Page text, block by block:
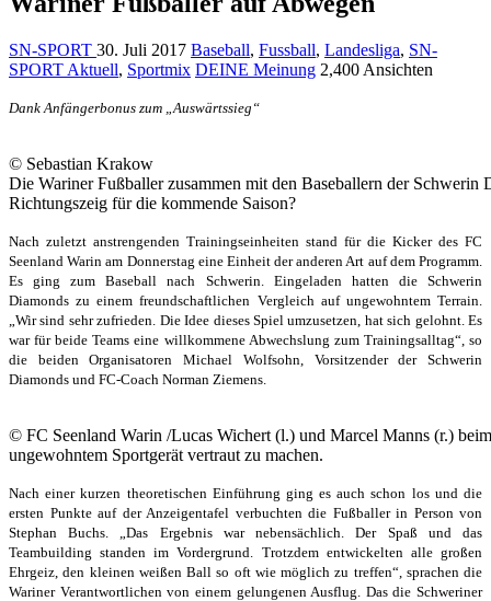
SN-SPORT 30. Juli 2017 Baseball, Fussball, Landesliga, SN-
SPORT Aktuell, Sportmix DEINE Meinung 2,400 Ansichten
Dank Anfängerbonus zum „Auswärtssieg“
© Sebastian Krakow
Die Wariner Fußballer zusammen mit den Baseballern der Schwerin
Richtungszeig für die kommende Saison?
Nach zuletzt anstrengenden Trainingseinheiten stand für die Kicker des FC
Seenland Warin am Donnerstag eine Einheit der anderen Art auf dem Programm.
Es ging zum Baseball nach Schwerin. Eingeladen hatten die Schwerin
Diamonds zu einem freundschaftlichen Vergleich auf ungewohntem Terrain.
„Wir sind sehr zufrieden. Die Idee dieses Spiel umzusetzen, hat sich gelohnt. Es
war für beide Teams eine willkommene Abwechslung zum Trainingsalltag“, so
die beiden Organisatoren Michael Wolfsohn, Vorsitzender der Schwerin
Diamonds und FC-Coach Norman Ziemens.
© FC Seenland Warin /Lucas Wichert (l.) und Marcel Manns (r.)
ungewohntem Sportgerät vertraut zu machen.
Nach einer kurzen theoretischen Einführung ging es auch schon los und die
ersten Punkte auf der Anzeigentafel verbuchten die Fußballer in Person von
Stephan Buchs. „Das Ergebnis war nebensächlich. Der Spaß und das
Teambuilding standen im Vordergrund. Trotzdem entwickelten alle großen
Ehrgeiz, den kleinen weißen Ball so oft wie möglich zu treffen“, sprachen die
Wariner Verantwortlichen von einem gelungenen Ausflug. Das die Schweriner